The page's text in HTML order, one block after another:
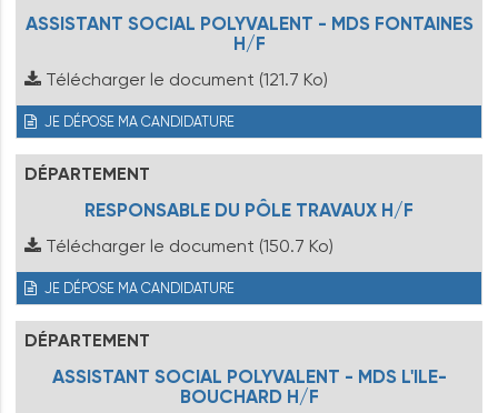
ASSISTANT SOCIAL POLYVALENT - MDS FONTAINES
H/F
Télécharger le document (121.7 Ko)
JE DÉPOSE MA CANDIDATURE
DÉPARTEMENT
RESPONSABLE DU PÔLE TRAVAUX H/F
Télécharger le document (150.7 Ko)
JE DÉPOSE MA CANDIDATURE
DÉPARTEMENT
ASSISTANT SOCIAL POLYVALENT - MDS L'ILE-
BOUCHARD H/F